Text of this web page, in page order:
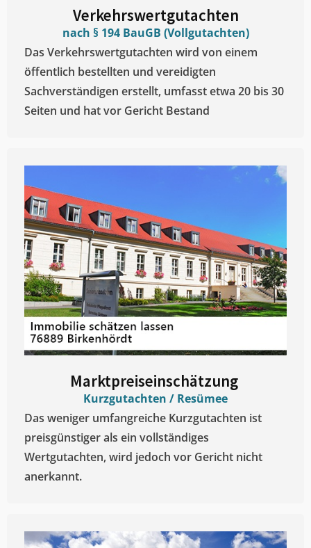
Verkehrswertgutachten
nach § 194 BauGB (Vollgutachten)
Das Verkehrswertgutachten wird von einem
öffentlich bestellten und vereidigten
Sachverständigen erstellt, umfasst etwa 20 bis 30
Seiten und hat vor Gericht Bestand
Marktpreiseinschätzung ​
Kurzgutachten / Resümee
Das weniger umfangreiche Kurzgutachten ist
preisgünstiger als ein vollständiges
Wertgutachten, wird jedoch vor Gericht nicht
anerkannt.